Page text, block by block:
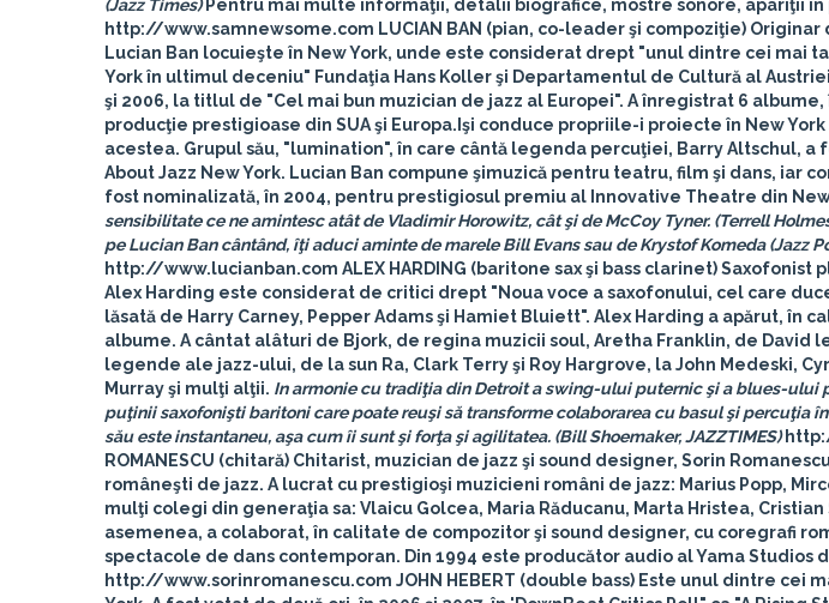
(Jazz Times)Pentru mai multe informaţii, detalii biografice, mostre sonore, apariţii în
http://www.samnewsome.com LUCIAN BAN (pian, co-leader şi compoziţie) Originar
Lucian Ban locuieşte în New York, unde este considerat drept "unul dintre cei mai
York în ultimul deceniu" Fundaţia Hans Koller şi Departamentul de Cultură al
şi 2006, la titlul de "Cel mai bun muzician de jazz al Europei". A înregistrat 6
producţie prestigioase din SUA şi Europa.Işi conduce propriile-i proiecte în New
acestea. Grupul său, "lumination", în care cântă legenda percuţiei, Barry Altschul, a
About Jazz New York. Lucian Ban compune şimuzică pentru teatru, film şi dans, iar
fost nominalizată, în 2004, pentru prestigiosul premiu al Innovative Theatre din New
sensibilitate ce ne amintesc atât de Vladimir Horowitz, cât şi de McCoy Tyner. (Terrell
pe Lucian Ban cântând, îţi aduci aminte de marele Bill Evans sau de Krystof Komeda (Jazz
http://www.lucianban.com ALEX HARDING (baritone sax şi bass clarinet)Saxofonist
Alex Harding este considerat de critici drept "Noua voce a saxofonului, cel care
lăsată de Harry Carney, Pepper Adams şi Hamiet Bluiett". Alex Harding a apărut, în
albume. A cântat alâturi de Bjork, de regina muzicii soul, Aretha Franklin, de David
legende ale jazz-ului, de la sun Ra, Clark Terry şi Roy Hargrove, la John Medeski,
Murray şi mulţi alţii. In armonie cu tradiţia din Detroit a swing-ului puternic şi a blues-ului
puţinii saxofonişti baritoni care poate reuşi să transforme colaborarea cu basul şi percuţia
său este instantaneu, aşa cum îi sunt şi forţa şi agilitatea. (Bill Shoemaker, JAZZTIMES)
ROMANESCU (chitară) Chitarist, muzician de jazz şi sound designer, Sorin
româneşti de jazz. A lucrat cu prestigioşi muzicieni români de jazz: Marius Popp,
mulţi colegi din generaţia sa: Vlaicu Golcea, Maria Răducanu, Marta Hristea, Cristian
asemenea, a colaborat, în calitate de compozitor şi sound designer, cu coregrafi
spectacole de dans contemporan. Din 1994 este producător audio al Yama Studios
http://www.sorinromanescu.com JOHN HEBERT (double bass) Este unul dintre cei